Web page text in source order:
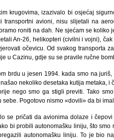
krugovima, izazivalo bi osjećaj
avioni, nisu slijetali na
roniti na dah. Ne sjećam se koliko
An-26, helikopteri (civilni i vojni),
očevicu. Od svakog transporta
u Cazinu, gdje su se pravile ručne
brdu u jesen 1994. kada smo na
nekoliko desetaka kutija metaka,
nego smo ga stigli previti. Tako
Pogotovo nismo «dovili» da bi
se pričati da avionima dolaze i
bi probili autonomašku liniju, što smo
autonomašku liniju. To je bio